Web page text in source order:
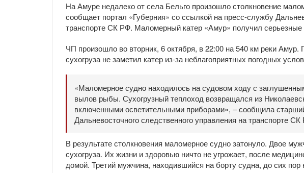
На Амуре недалеко от села Бельго произошло столкновение
сообщает портал «Губерния» со ссылкой на пресс-службу
транспорте СК РФ. Маломерный катер «Амур» получил серьезные
ЧП произошло во вторник, 6 октября, в 22:00 на 540 км реки Амур.
сухогруза не заметил катер из-за неблагоприятных погодных
«Маломерное судно находилось на судовом ходу с
вылов рыбы. Сухогрузный теплоход возвращался из
включенными осветительными приборами», – сообщила
Дальневосточного следственного управления на транспорте
В результате столкновения маломерное судно затонуло. Двое
сухогруза. Их жизни и здоровью ничто не угрожает, после
домой. Третий мужчина, находившийся на борту судна, до сих